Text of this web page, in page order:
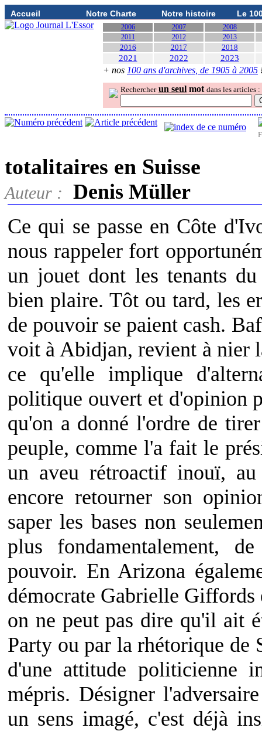
Accueil Notre Charte Notre histoire Le
2006 2007
2008
2011
2012 2013
2016 2017 2018
2021 2022 2023
+ nos 100 ans d'archives, de 1905 à 2005
Rechercher un seul mot dans les articles :
totalitaires en Suisse
Auteur :
Denis Müller
Ce qui se passe en Côte
nous rappeler fort
un jouet dont les tenants
bien plaire. Tôt ou tard, les
de pouvoir se paient cash.
voit à Abidjan, revient à nier
ce qu'elle implique
politique ouvert et d'opinion
qu'on a donné l'ordre de
peuple, comme l'a fait le
un aveu rétroactif inouï,
encore retourner son
saper les bases non
plus fondamentalement,
pouvoir. En Arizona
démocrate Gabrielle Giffords
on ne peut pas dire qu'il ait
Party ou par la rhétorique de
d'une attitude politicienne
mépris. Désigner
un sens imagé, c'est déjà